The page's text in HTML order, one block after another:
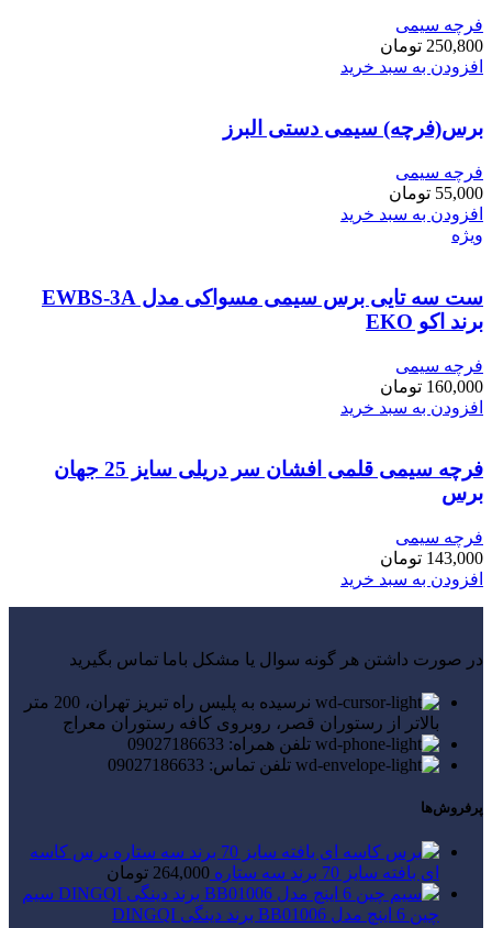
فرچه سیمی
250,800 تومان
افزودن به سبد خرید
برس(فرچه) سیمی دستی البرز
فرچه سیمی
55,000 تومان
افزودن به سبد خرید
ویژه
ست سه تایی برس سیمی مسواکی مدل EWBS-3A
برند اکو EKO
فرچه سیمی
160,000 تومان
افزودن به سبد خرید
فرچه سیمی قلمی افشان سر دریلی سایز 25 جهان
برس
فرچه سیمی
143,000 تومان
افزودن به سبد خرید
در صورت داشتن هر گونه سوال یا مشکل باما تماس بگیرید
نرسیده به پلیس راه تبریز تهران، 200 متر
بالاتر از رستوران قصر، روبروی کافه رستوران معراج
تلفن همراه: 09027186633
تلفن تماس: 09027186633
پرفروش‌ها
برس کاسه
ای بافته سایز 70 برند سه ستاره
264,000 تومان
سیم
چین 6 اینچ مدل BB01006 برند دینگی DINGQI